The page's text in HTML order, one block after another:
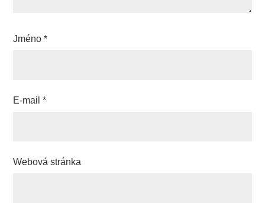
Jméno*
E-mail*
Webová stránka